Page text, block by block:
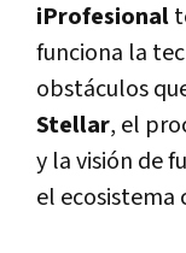
iProfesional
funciona la
obstáculos
Stellar, el
y la visión de
el